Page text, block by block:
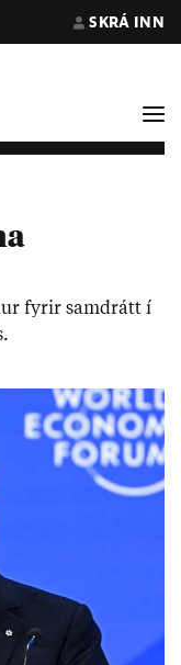
SKRÁ INN
fyr­ir sam­drátt í